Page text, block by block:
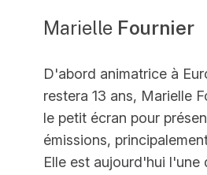
Marielle Fournier
D'abord animatrice à
restera 13 ans, Marielle
le petit écran pour
émissions,
Elle est aujourd'hui l'une